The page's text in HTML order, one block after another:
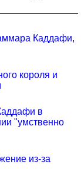
Каддафи,
короля и
в
"умственно
из-за